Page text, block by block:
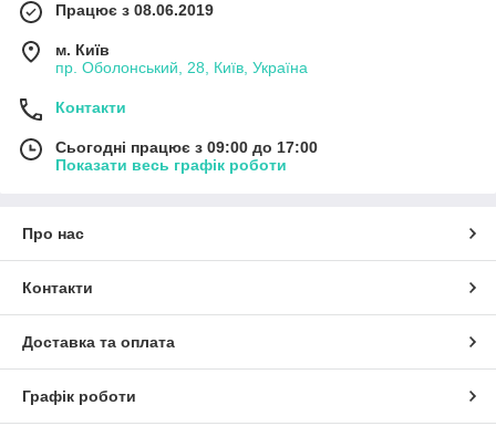
Працює з 08.06.2019
м. Київ
пр. Оболонський, 28, Київ, Україна
Контакти
Сьогодні працює з 09:00 до 17:00
Показати весь графік роботи
Про нас
Контакти
Доставка та оплата
Графік роботи